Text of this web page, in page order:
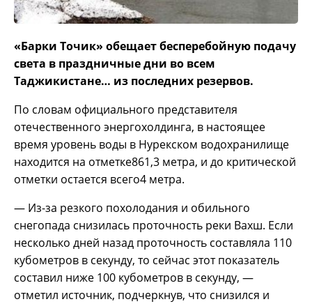
«Барки Точик» обещает бесперебойную подачу
света в праздничные дни во всем
Таджикистане… из последних резервов.
По словам официального представителя
отечественного энергохолдинга, в настоящее
время уровень воды в Нурекском водохранилище
находится на отметке861,3 метра, и до критической
отметки остается всего4 метра.
— Из-за резкого похолодания и обильного
снегопада снизилась проточность реки Вахш. Если
несколько дней назад проточность составляла 110
кубометров в секунду, то сейчас этот показатель
составил ниже 100 кубометров в секунду, —
отметил источник, подчеркнув, что снизился и